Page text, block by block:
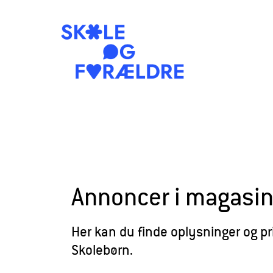
Annoncer i
Her kan du finde oplysninger og
Skolebørn.